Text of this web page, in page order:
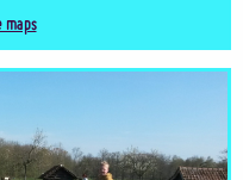
maps